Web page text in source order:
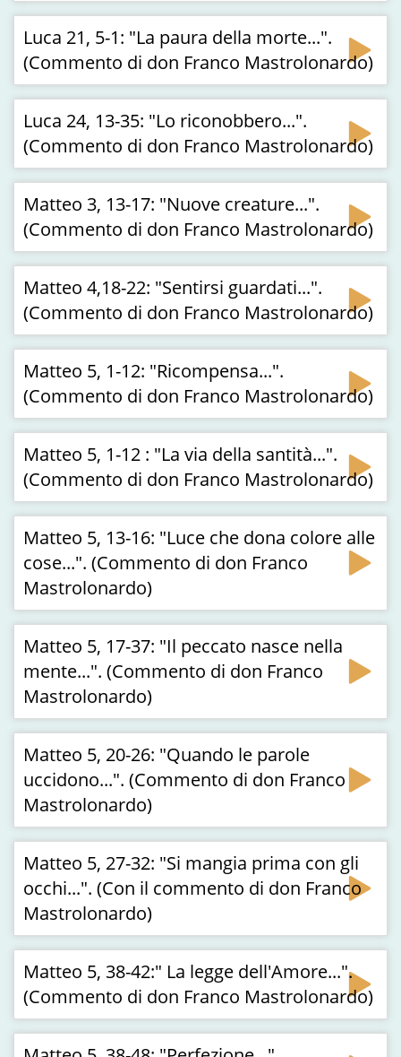
Luca 21, 5-1: "La paura della morte...".
(Commento di don Franco Mastrolonardo)
Luca 24, 13-35: "Lo riconobbero...".
(Commento di don Franco Mastrolonardo)
Matteo 3, 13-17: "Nuove creature...".
(Commento di don Franco Mastrolonardo)
Matteo 4,18-22: "Sentirsi guardati...".
(Commento di don Franco Mastrolonardo)
Matteo 5, 1-12: "Ricompensa...".
(Commento di don Franco Mastrolonardo)
Matteo 5, 1-12 : "La via della santità...".
(Commento di don Franco Mastrolonardo)
Matteo 5, 13-16: "Luce che dona colore alle
cose...". (Commento di don Franco
Mastrolonardo)
Matteo 5, 17-37: "Il peccato nasce nella
mente...". (Commento di don Franco
Mastrolonardo)
Matteo 5, 20-26: "Quando le parole
uccidono...". (Commento di don Franco
Mastrolonardo)
Matteo 5, 27-32: "Si mangia prima con gli
occhi...". (Con il commento di don Franco
Mastrolonardo)
Matteo 5, 38-42:" La legge dell'Amore...".
(Commento di don Franco Mastrolonardo)